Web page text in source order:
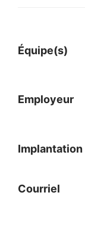
Équipe(s)
Employeur
Implantation
Courriel